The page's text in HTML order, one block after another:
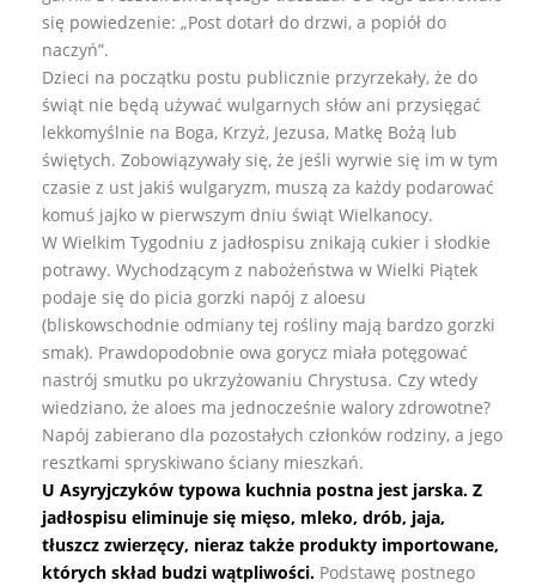
się powiedzenie: „Post dotarł do drzwi, a popiół do
naczyń”.
Dzieci na początku postu publicznie przyrzekały, że do
świąt nie będą używać wulgarnych słów ani przysięgać
lekkomyślnie na Boga, Krzyż, Jezusa, Matkę Bożą lub
świętych. Zobowiązywały się, że jeśli wyrwie się im w tym
czasie z ust jakiś wulgaryzm, muszą za każdy podarować
komuś jajko w pierwszym dniu świąt Wielkanocy.
W Wielkim Tygodniu z jadłospisu znikają cukier i słodkie
potrawy. Wychodzącym z nabożeństwa w Wielki Piątek
podaje się do picia gorzki napój z aloesu
(bliskowschodnie odmiany tej rośliny mają bardzo gorzki
smak). Prawdopodobnie owa gorycz miała potęgować
nastrój smutku po ukrzyżowaniu Chrystusa. Czy wtedy
wiedziano, że aloes ma jednocześnie walory zdrowotne?
Napój zabierano dla pozostałych członków rodziny, a jego
resztkami spryskiwano ściany mieszkań.
U Asyryjczyków typowa kuchnia postna jest jarska. Z
jadłospisu eliminuje się mięso, mleko, drób, jaja,
tłuszcz zwierzęcy, nieraz także produkty importowane,
których skład budzi wątpliwości. Podstawę postnego